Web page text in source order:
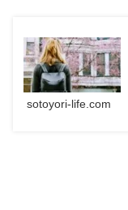
sotoyori-life.com